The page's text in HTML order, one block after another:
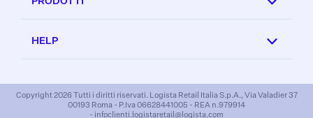
HELP
Copyright 2026 Tutti i diritti riservati. Logista Retail Italia S.p.A., Via Valadier 37
00193 Roma - P.Iva 06628441005 - REA n.979914
- infoclienti.logistaretail@logista.com